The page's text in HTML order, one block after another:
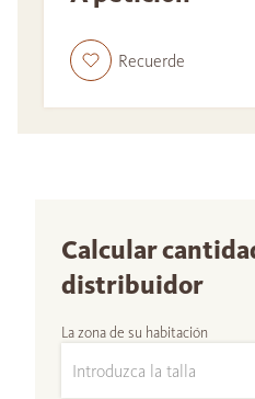
Recuerde
Calcular
distribuidor
La zona de su habitación